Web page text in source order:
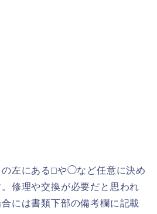
の左にある□や◯など任意に決め
修理や交換が必要だと思われ
には書類下部の備考欄に記載